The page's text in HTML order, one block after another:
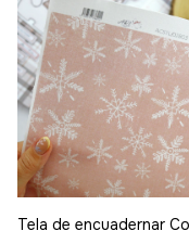
Tela de encuadernar